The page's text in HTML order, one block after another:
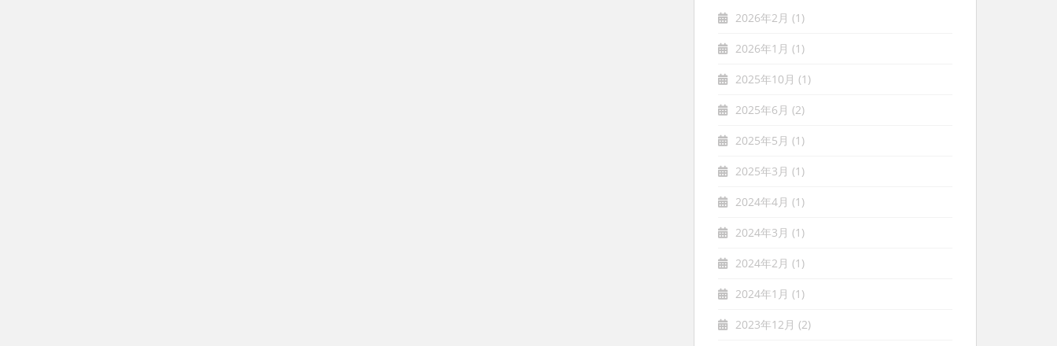
2026年2月 (1)
2026年1月 (1)
2025年10月 (1)
2025年6月 (2)
2025年5月 (1)
2025年3月 (1)
2024年4月 (1)
2024年3月 (1)
2024年2月 (1)
2024年1月 (1)
2023年12月 (2)